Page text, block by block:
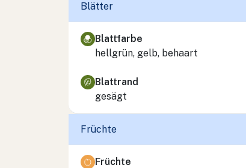
Blätter
Blattfarbe
hellgrün, gelb, behaart
Blattrand
gesägt
Früchte
Früchte